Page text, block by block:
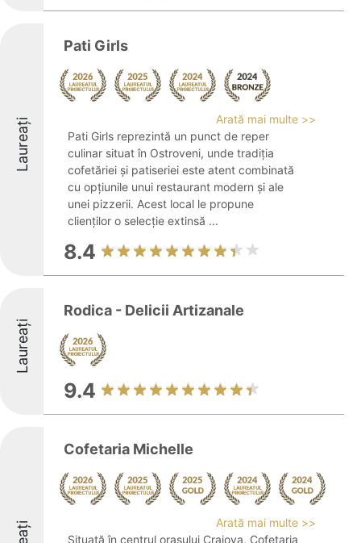
Laureați
Pati Girls
Arată mai multe >>
Pati Girls reprezintă un punct de reper
culinar situat în Ostroveni, unde tradiția
cofetăriei și patiseriei este atent combinată
cu opțiunile unui restaurant modern și ale
unei pizzerii. Acest local le propune
clienților o selecție extinsă ...
8.4
Laureați
Rodica - Delicii Artizanale
9.4
Cofetaria Michelle
Arată mai multe >>
Situată în centrul orașului Craiova, Cofetaria